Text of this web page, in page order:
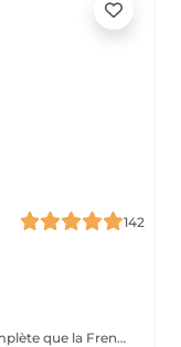
142
La manucure brésilienne est bien plus complète que la French manucure puisqu'il s'agit d'un soin complet des mains, des ongles et des cuticules. L'objectif est d'hydrater les mains et les ongles, avec des produits doux et écologiques (les produits utilisés ne nécessitent pas d'eau), et des massages. Elle peut d'ailleurs être aussi bien réalisée sur les ongles de pieds : les professionnels vont alors en même temps traiter et masser les pieds.